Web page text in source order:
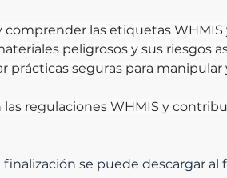
comprender las etiquetas WHMIS
peligrosos y sus riesgos
prácticas seguras para manipular
regulaciones WHMIS y
se puede descargar al